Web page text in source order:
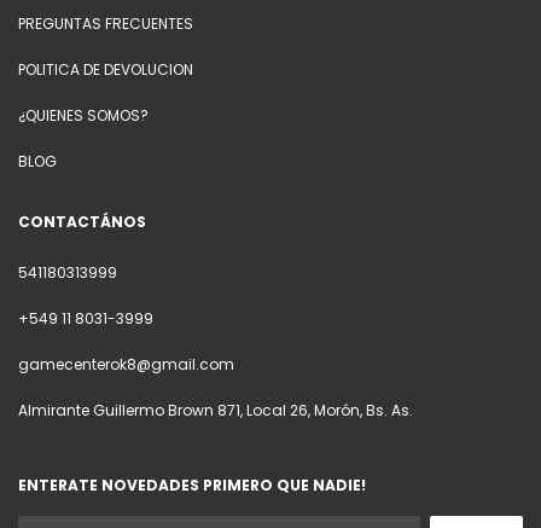
PREGUNTAS FRECUENTES
POLITICA DE DEVOLUCION
¿QUIENES SOMOS?
BLOG
CONTACTÁNOS
541180313999
+549 11 8031-3999
gamecenterok8@gmail.com
Almirante Guillermo Brown 871, Local 26, Morón, Bs. As.
ENTERATE NOVEDADES PRIMERO QUE NADIE!